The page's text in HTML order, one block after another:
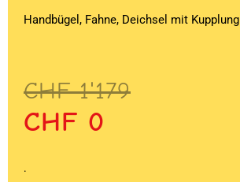
Handbügel, Fahne, Deichsel mit Kupplung
CHF1'179
Ursprünglicher
Preis
war:
CHF 1'179
CHF 0
Aktueller
Preis
ist:
CHF 0.
.